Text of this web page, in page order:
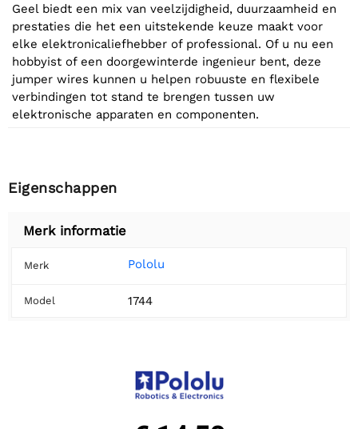
Geel biedt een mix van veelzijdigheid, duurzaamheid en
prestaties die het een uitstekende keuze maakt voor
elke elektronicaliefhebber of professional. Of u nu een
hobbyist of een doorgewinterde ingenieur bent, deze
jumper wires kunnen u helpen robuuste en flexibele
verbindingen tot stand te brengen tussen uw
elektronische apparaten en componenten.
Eigenschappen
Merk informatie
Merk Pololu
Model 1744